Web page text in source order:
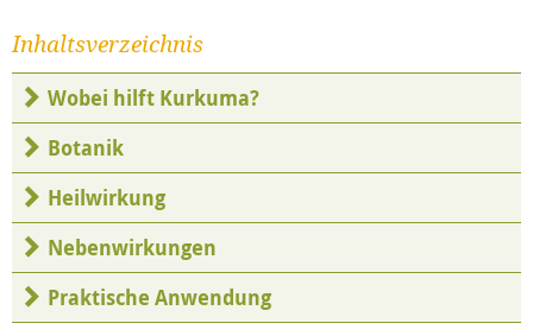
Inhaltsverzeichnis
Wobei hilft Kurkuma?
Botanik
Heilwirkung
Nebenwirkungen
Praktische Anwendung